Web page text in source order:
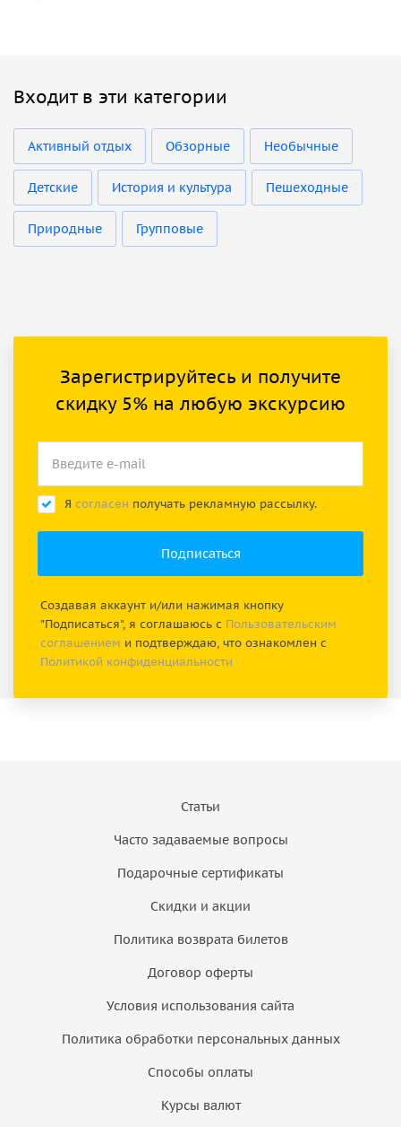
Входит в эти категории
Активный отдых Обзорные Необычные
Детские История и культура Пешеходные
Природные Групповые
Зарегистрируйтесь и получите
скидку 5% на любую экскурсию
Я согласен получать рекламную рассылку.
Создавая аккаунт и/или нажимая кнопку
"Подписаться", я соглашаюсь с Пользовательским
соглашением и подтверждаю, что ознакомлен с
Политикой конфиденциальности
Статьи
Часто задаваемые вопросы
Подарочные сертификаты
Скидки и акции
Политика возврата билетов
Договор оферты
Условия использования сайта
Политика обработки персональных данных
Способы оплаты
Курсы валют